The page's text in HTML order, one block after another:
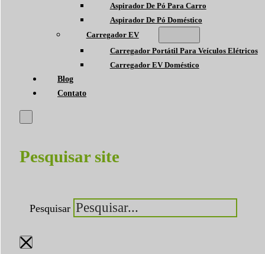
Aspirador De Pó Para Carro
Aspirador De Pó Doméstico
Carregador EV
Carregador Portátil Para Veículos Elétricos
Carregador EV Doméstico
Blog
Contato
Pesquisar site
Pesquisar
×